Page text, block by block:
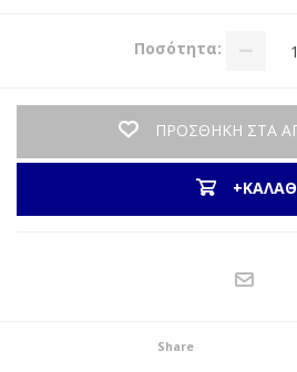
Ποσότητα:
ΠΡΟΣΘΗΚΗ ΣΤΑ
Share